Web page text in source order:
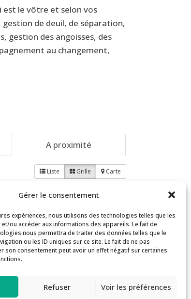
Gérer le consentement
expériences, nous utilisons des technologies telles que les
ou accéder aux informations des appareils. Le fait de
nous permettra de traiter des données telles que le
ou les ID uniques sur ce site. Le fait de ne pas
son consentement peut avoir un effet négatif sur certaines
Refuser Voir les préférences
est le vôtre et selon vos
de deuil, de séparation,
gestion des angoisses, des
au changement,
A proximité
Liste Grille Carte